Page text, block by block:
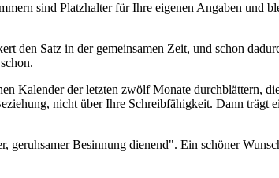
sind Platzhalter für Ihre eigenen Angaben und
den Satz in der gemeinsamen Zeit, und schon
Kalender der letzten zwölf Monate durchblättern,
nicht über Ihre Schreibfähigkeit. Dann trägt
Besinnung dienend". Ein schöner